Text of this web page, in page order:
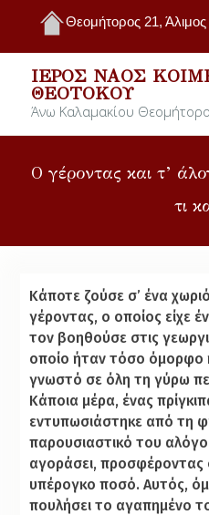
Θεομήτορος 21, Άλιμος
ΙΕΡΌΣ ΝΑΌΣ
ΘΕΟΤΌΚΟΥ
Άνω Καλαμακίου
Ο γέροντας και τ’
τι
Κάποτε ζούσε σ’ ένα
γέροντας, ο οποίος είχε
τον βοηθούσε στις
οποίο ήταν τόσο όμορφο
γνωστό σε όλη τη γύρω
Κάποια μέρα, ένας
εντυπωσιάστηκε από τη
παρουσιαστικό του
αγοράσει, προσφέροντας
υπέρογκο ποσό. Αυτός,
πουλήσει το αγαπημένο